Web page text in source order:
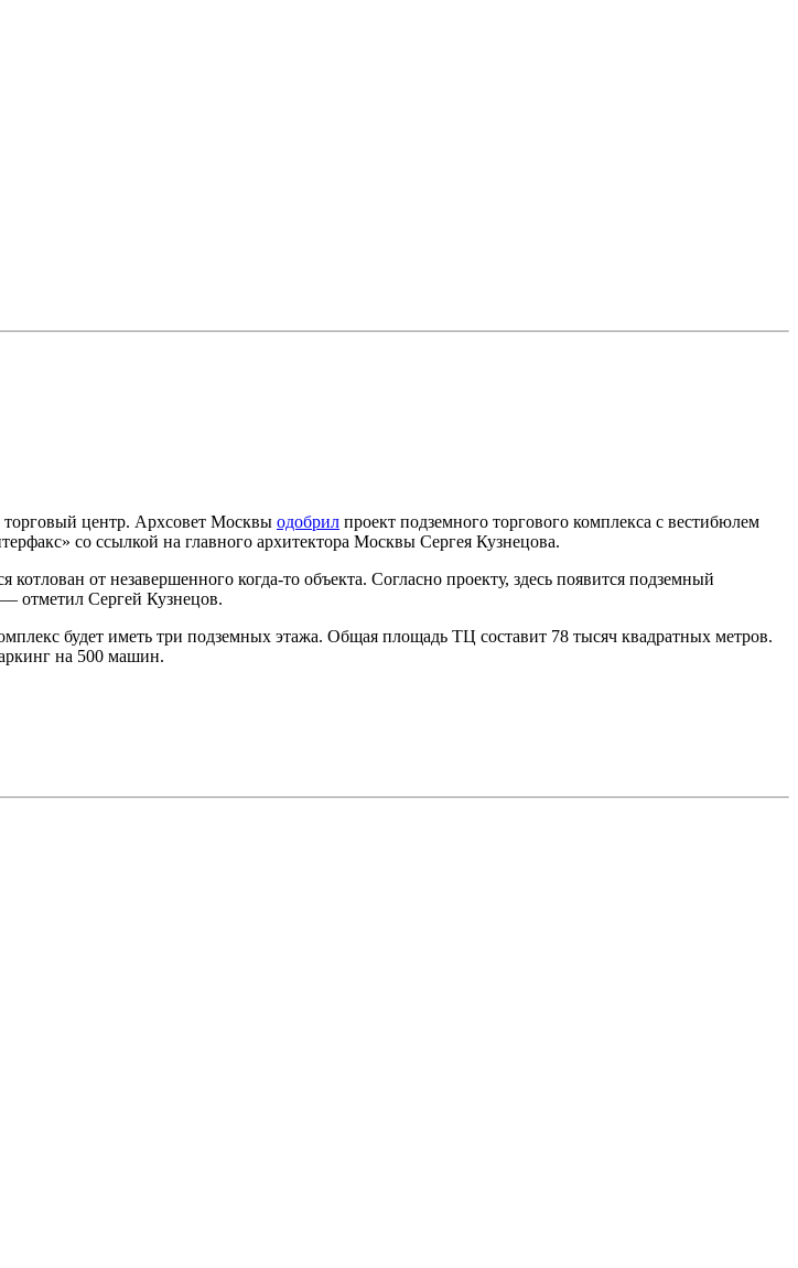
торговый центр. Архсовет Москвы одобрил проект подземного торгового комплекса с вестибюлем
со ссылкой на главного архитектора Москвы Сергея Кузнецова.
от незавершенного когда-то объекта. Согласно проекту, здесь появится подземный
отметил Сергей Кузнецов.
будет иметь три подземных этажа. Общая площадь ТЦ составит 78 тысяч квадратных метров.
на 500 машин.